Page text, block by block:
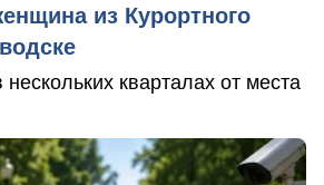
из Курортного
кварталах от места